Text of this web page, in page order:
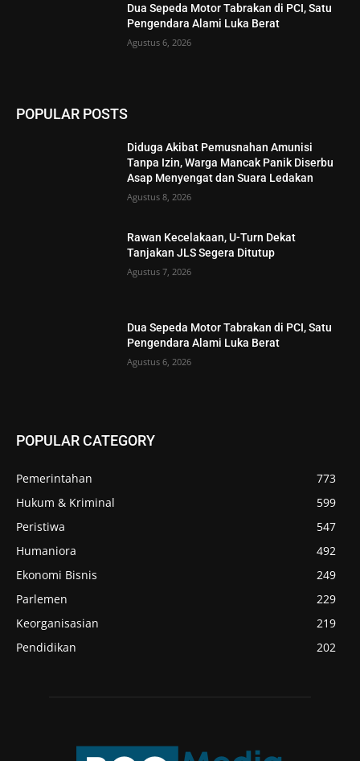
Dua Sepeda Motor Tabrakan di PCI, Satu
Pengendara Alami Luka Berat
Agustus 6, 2026
POPULAR POSTS
Diduga Akibat Pemusnahan Amunisi
Tanpa Izin, Warga Mancak Panik Diserbu
Asap Menyengat dan Suara Ledakan
Agustus 8, 2026
Rawan Kecelakaan, U-Turn Dekat
Tanjakan JLS Segera Ditutup
Agustus 7, 2026
Dua Sepeda Motor Tabrakan di PCI, Satu
Pengendara Alami Luka Berat
Agustus 6, 2026
POPULAR CATEGORY
Pemerintahan
773
Hukum & Kriminal
599
Peristiwa
547
Humaniora
492
Ekonomi Bisnis
249
Parlemen
229
Keorganisasian
219
Pendidikan
202